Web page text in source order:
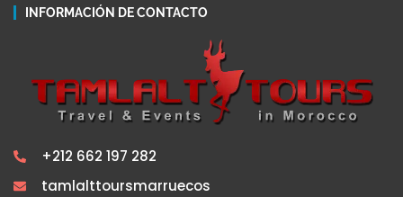
INFORMACIÓN DE CONTACTO
+212 662 197 282
tamlalttoursmarruecos